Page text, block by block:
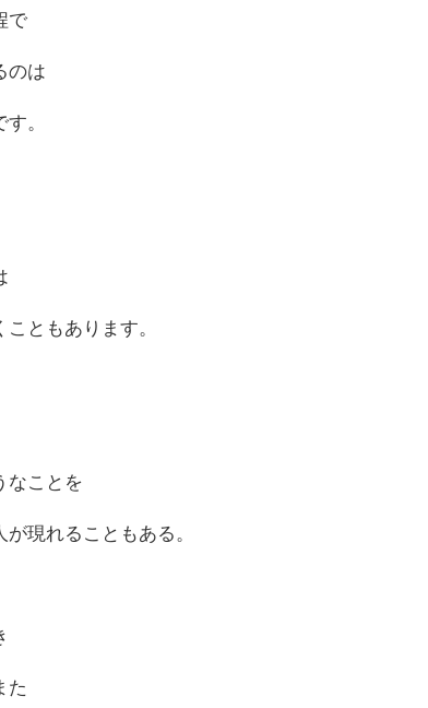
で
のは
。
ともあります。
なことを
現れることもある。
た